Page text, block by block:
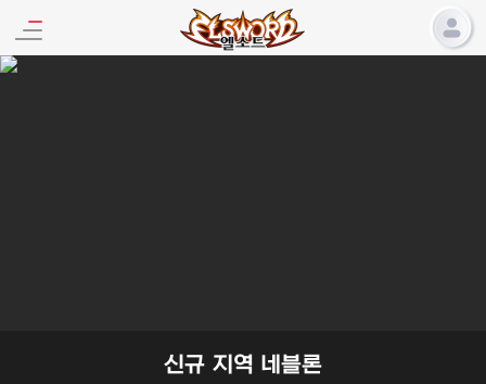
엘소드 프로모션
신규 지역 네블론